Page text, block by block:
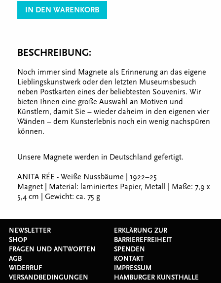
IN DEN WARENKORB
BESCHREIBUNG:
Noch immer sind Magnete als Erinnerung an das eigene
Lieblingskunstwerk oder den letzten Museumsbesuch
neben Postkarten eines der beliebtesten Souvenirs. Wir
bieten Ihnen eine große Auswahl an Motiven und
Künstlern, damit Sie – wieder daheim in den eigenen vier
Wänden – dem Kunsterlebnis noch ein wenig nachspüren
können.
Unsere Magnete werden in Deutschland gefertigt.
ANITA RÉE - Weiße Nussbäume | 1922–25
Magnet | Material: laminiertes Papier, Metall | Maße: 7,9 x
5,4 cm | Gewicht: ca. 75 g
NEWSLETTER
SHOP
FRAGEN UND ANTWORTEN
AGB
WIDERRUF
VERSANDBEDINGUNGEN
ERKLÄRUNG ZUR
BARRIEREFREIHEIT
SPENDEN
KONTAKT
IMPRESSUM
HAMBURGER KUNSTHALLE